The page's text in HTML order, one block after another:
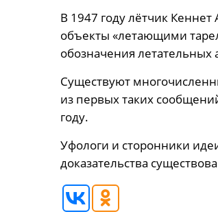
В 1947 году лётчик
объекты «летающими
обозначения летательных
Существуют
из первых таких
году.
Уфологи и сторонники
доказательства